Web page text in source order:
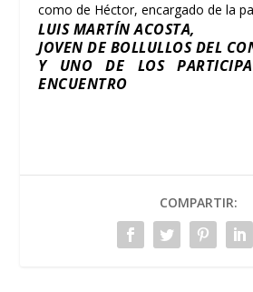
como de Héctor, encargado de la
LUIS MARTÍN ACOSTA,
JOVEN DE BOLLULLOS DEL
Y UNO DE LOS
ENCUENTRO
COMPARTIR: